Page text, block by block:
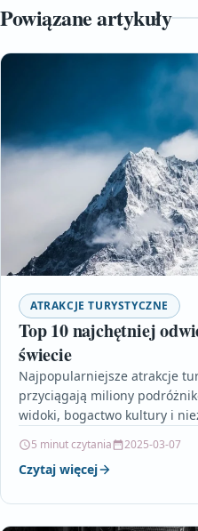
Powiązane artykuły
ATRAKCJE TURYSTYCZNE
Top 10 najchętniej
świecie
Najpopularniejsze atrakcje
przyciągają miliony
widoki, bogactwo kultury i
5 minut czytania 2025-03-07
Czytaj więcej